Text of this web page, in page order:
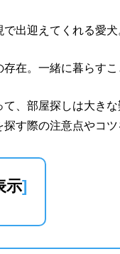
出迎えてくれる愛
在。一緒に暮らす
、部屋探しは大き
す際の注意点やコツ
示]